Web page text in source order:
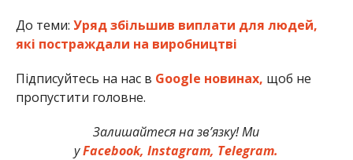
До теми: Уряд збільшив виплати для людей,
які постраждали на виробництві
Підписуйтесь на нас в Google новинах, щоб не
пропустити головне.
Залишайтеся на зв’язку! Ми
уFacebook, Instagram, Telegram.